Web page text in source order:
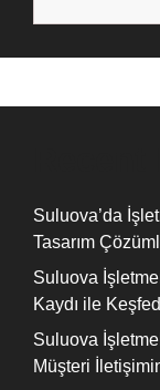
Suluova’da
Tasarım
Suluova
Kaydı ile
Suluova
Müşteri